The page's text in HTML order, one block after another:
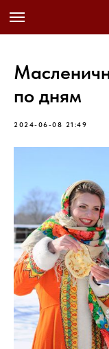
по дням
2024-06-08 21:49